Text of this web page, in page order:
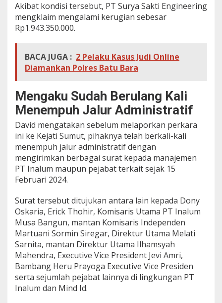
Akibat kondisi tersebut, PT Surya Sakti Engineering
mengklaim mengalami kerugian sebesar
Rp1.943.350.000.
BACA JUGA : 2 Pelaku Kasus Judi Online
Diamankan Polres Batu Bara
Mengaku Sudah Berulang Kali
Menempuh Jalur Administratif
David mengatakan sebelum melaporkan perkara
ini ke Kejati Sumut, pihaknya telah berkali-kali
menempuh jalur administratif dengan
mengirimkan berbagai surat kepada manajemen
PT Inalum maupun pejabat terkait sejak 15
Februari 2024.
Surat tersebut ditujukan antara lain kepada Dony
Oskaria, Erick Thohir, Komisaris Utama PT Inalum
Musa Bangun, mantan Komisaris Independen
Martuani Sormin Siregar, Direktur Utama Melati
Sarnita, mantan Direktur Utama Ilhamsyah
Mahendra, Executive Vice President Jevi Amri,
Bambang Heru Prayoga Executive Vice Presiden
serta sejumlah pejabat lainnya di lingkungan PT
Inalum dan Mind Id.